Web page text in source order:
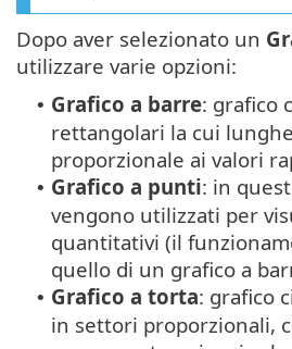
Dopo aver selezionato un
utilizzare varie opzioni:
• Grafico a barre: grafico
rettangolari la cui
proporzionale ai valori
• Grafico a punti: in
vengono utilizzati per
quantitativi (il
quello di un grafico a
• Grafico a torta: grafico
in settori proporzionali,